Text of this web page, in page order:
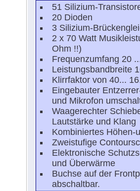
51 Silizium-
20 Dioden
3 Silizium-
2 x 70 Watt
Ohm !!)
Frequenzumfang 20
Leistungsbandbreite
Klirrfaktor von 40...
Eingebauter
und Mikrofon
Waagerechter
Lautstärke und Klang
Kombiniertes Höhen-
Zweistufige
Elektronische
und Überwärme
Buchse auf der
abschaltbar.